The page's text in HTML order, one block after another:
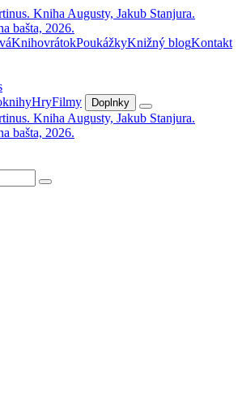
KnihovrátokPoukážkyKnižný blogKontakt
HryFilmy Doplnky